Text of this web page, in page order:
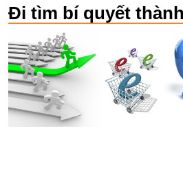
Đi tìm bí quyết